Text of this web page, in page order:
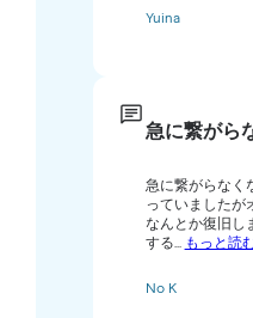
Yuina
急に繋がら
急に繋がらなく
っていましたが
なんとか復旧し
する... もっと読
No K